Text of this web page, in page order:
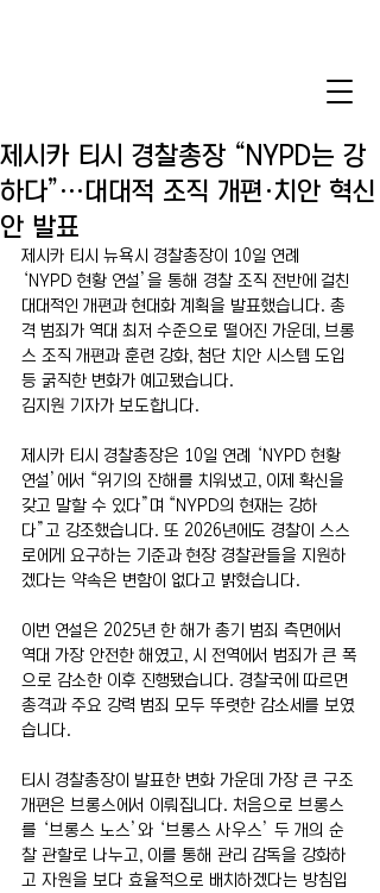
제시카 티시 경찰총장 “NYPD는 강
하다”…대대적 조직 개편·치안 혁신
안 발표
제시카 티시 뉴욕시 경찰총장이 10일 연례
‘NYPD 현황 연설’을 통해 경찰 조직 전반에 걸친
대대적인 개편과 현대화 계획을 발표했습니다. 총
격 범죄가 역대 최저 수준으로 떨어진 가운데, 브롱
스 조직 개편과 훈련 강화, 첨단 치안 시스템 도입
등 굵직한 변화가 예고됐습니다.
김지원 기자가 보도합니다.
제시카 티시 경찰총장은 10일 연례 ‘NYPD 현황
연설’에서 “위기의 잔해를 치워냈고, 이제 확신을
갖고 말할 수 있다”며 “NYPD의 현재는 강하
다”고 강조했습니다. 또 2026년에도 경찰이 스스
로에게 요구하는 기준과 현장 경찰관들을 지원하
겠다는 약속은 변함이 없다고 밝혔습니다.
이번 연설은 2025년 한 해가 총기 범죄 측면에서
역대 가장 안전한 해였고, 시 전역에서 범죄가 큰 폭
으로 감소한 이후 진행됐습니다. 경찰국에 따르면
총격과 주요 강력 범죄 모두 뚜렷한 감소세를 보였
습니다.
티시 경찰총장이 발표한 변화 가운데 가장 큰 구조
개편은 브롱스에서 이뤄집니다. 처음으로 브롱스
를 ‘브롱스 노스’와 ‘브롱스 사우스’ 두 개의 순
찰 관할로 나누고, 이를 통해 관리 감독을 강화하
고 자원을 보다 효율적으로 배치하겠다는 방침입